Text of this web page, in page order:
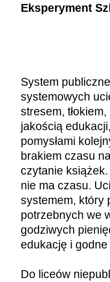
Eksperyment
System
systemowych
stresem,
jakością
pomysłami
brakiem czasu
czytanie
nie ma czasu.
systemem, który
potrzebnych we
godziwych
edukację i godne
Do liceów